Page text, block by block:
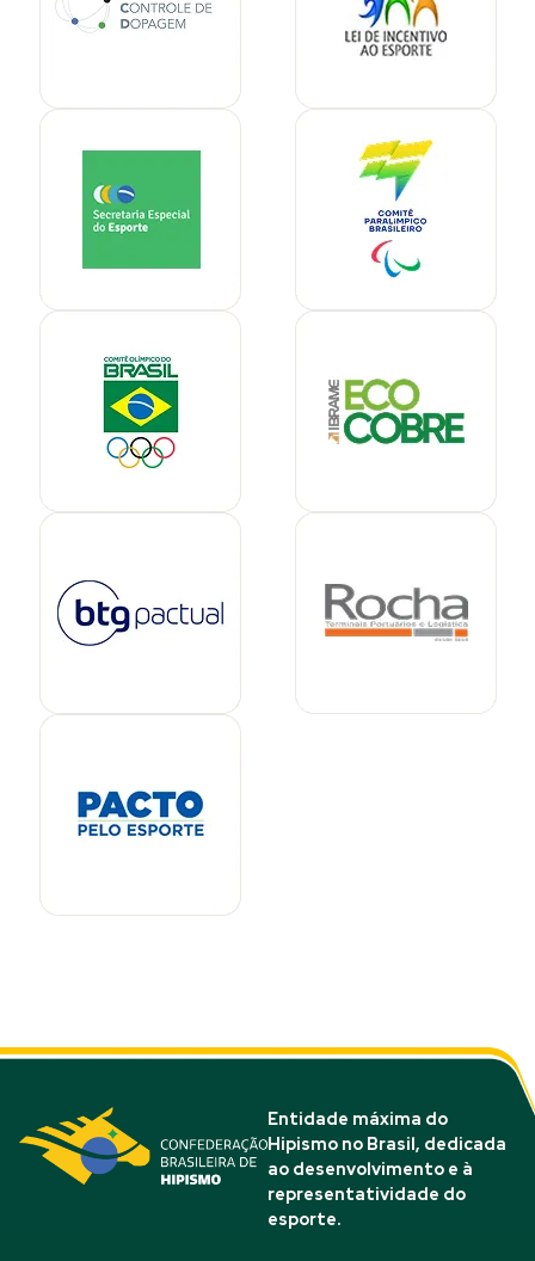
Entidade máxima do
Hipismo no Brasil, dedicada
ao desenvolvimento e à
representatividade do
esporte.